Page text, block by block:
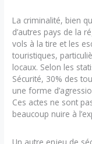
La criminalité, bien
d’autres pays de la
vols à la tire et les
touristiques,
locaux. Selon les
Sécurité, 30% des
une forme
Ces actes ne sont
beaucoup nuire à
Un autre enjeu de